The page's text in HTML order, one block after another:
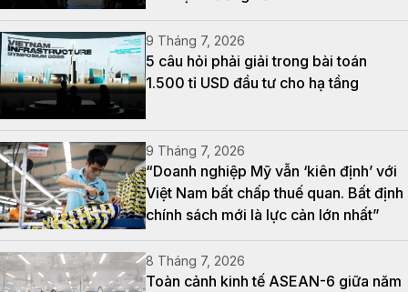
9 Tháng 7, 2026
5 câu hỏi phải giải trong bài toán
1.500 tỉ USD đầu tư cho hạ tầng
9 Tháng 7, 2026
“Doanh nghiệp Mỹ vẫn ‘kiên định’ với
Việt Nam bất chấp thuế quan. Bất định
chính sách mới là lực cản lớn nhất”
8 Tháng 7, 2026
Toàn cảnh kinh tế ASEAN-6 giữa năm